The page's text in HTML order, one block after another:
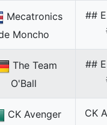
Mecatronics
Moncho
##
The Team
O'Ball
##
CK Avenger CK